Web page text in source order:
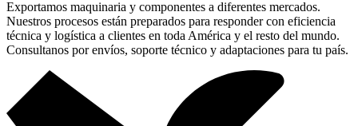
Exportamos maquinaria y componentes a diferentes mercados.
Nuestros procesos están preparados para responder con eficiencia
técnica y logística a clientes en toda América y el resto del mundo.
Consultanos por envíos, soporte técnico y adaptaciones para tu país.